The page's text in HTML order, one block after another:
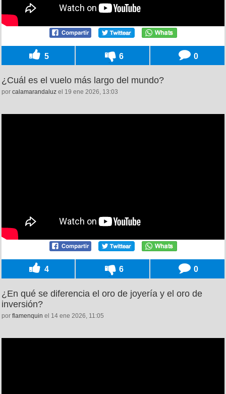
5 6 0
¿Cuál es el vuelo más largo del mundo?
por calamarandaluz el 19 ene 2026, 13:03
4 6 0
¿En qué se diferencia el oro de joyería y el oro de
inversión?
por flamenquin el 14 ene 2026, 11:05